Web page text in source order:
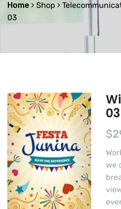
Home Shop
03
03
$
we